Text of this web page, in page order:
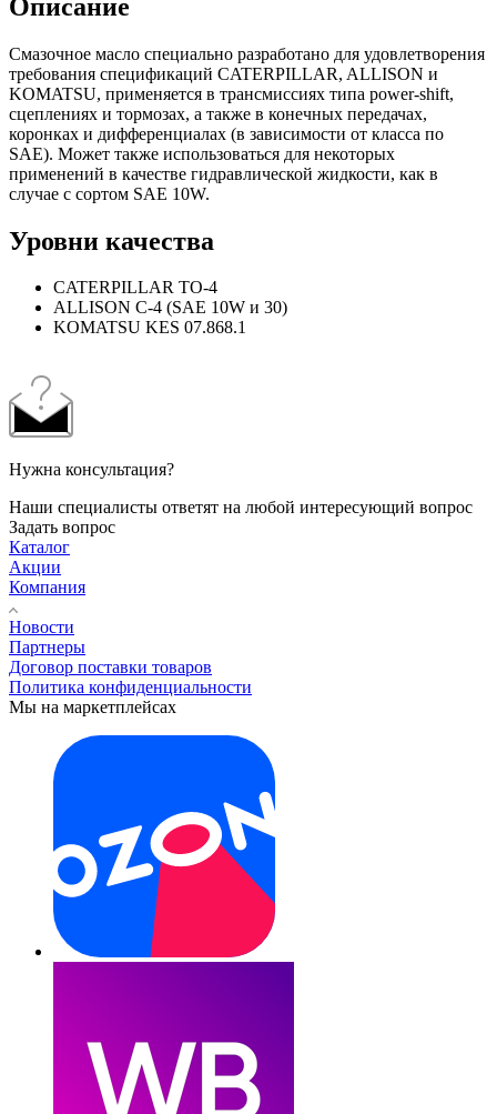
Описание
Смазочное масло специально разработано для удовлетворения
требования спецификаций CATERPILLAR, ALLISON и
KOMATSU, применяется в трансмиссиях типа power-shift,
сцеплениях и тормозах, а также в конечных передачах,
коронках и дифференциалах (в зависимости от класса по
SAE). Может также использоваться для некоторых
применений в качестве гидравлической жидкости, как в
случае с сортом SAE 10W.
Уровни качества
CATERPILLAR TO-4
ALLISON C-4 (SAE 10W и 30)
KOMATSU KES 07.868.1
Нужна консультация?
Наши специалисты ответят на любой интересующий вопрос
Задать вопрос
Каталог
Акции
Компания
Новости
Партнеры
Договор поставки товаров
Политика конфиденциальности
Мы на маркетплейсах